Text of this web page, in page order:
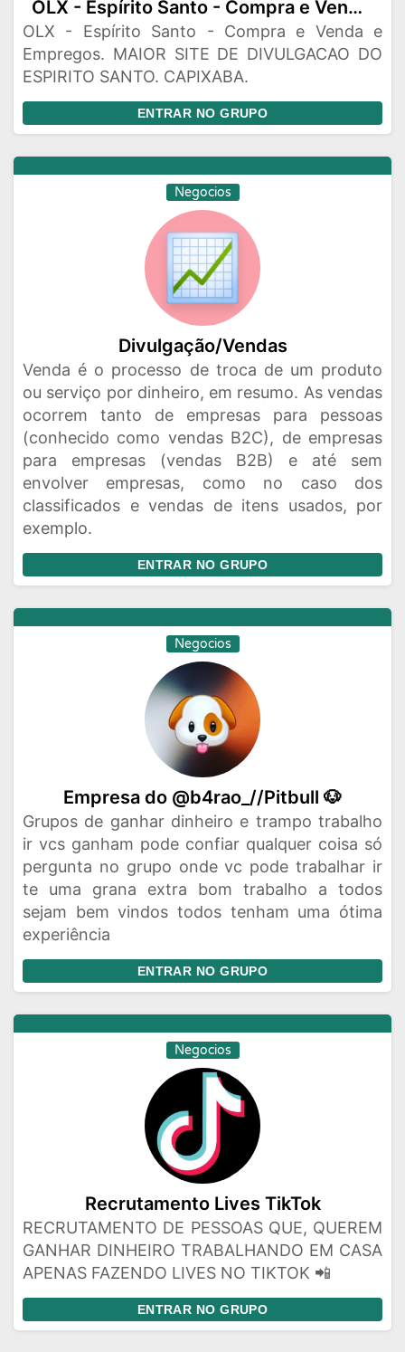
OLX - Espírito Santo - Compra e Venda e Empregos.
OLX - Espírito Santo - Compra e Venda e
Empregos. MAIOR SITE DE DIVULGACAO DO
ESPIRITO SANTO. CAPIXABA.
ENTRAR NO GRUPO
Negocios
Divulgação/Vendas
Venda é o processo de troca de um produto
ou serviço por dinheiro, em resumo. As vendas
ocorrem tanto de empresas para pessoas
(conhecido como vendas B2C), de empresas
para empresas (vendas B2B) e até sem
envolver empresas, como no caso dos
classificados e vendas de itens usados, por
exemplo.
ENTRAR NO GRUPO
Negocios
Empresa do @b4rao_//Pitbull 🐶
Grupos de ganhar dinheiro e trampo trabalho
ir vcs ganham pode confiar qualquer coisa só
pergunta no grupo onde vc pode trabalhar ir
te uma grana extra bom trabalho a todos
sejam bem vindos todos tenham uma ótima
experiência
ENTRAR NO GRUPO
Negocios
Recrutamento Lives TikTok
RECRUTAMENTO DE PESSOAS QUE, QUEREM
GANHAR DINHEIRO TRABALHANDO EM CASA
APENAS FAZENDO LIVES NO TIKTOK 📲
ENTRAR NO GRUPO